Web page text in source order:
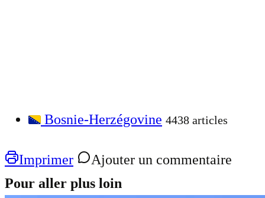
Bosnie-Herzégovine 4438 articles
Imprimer
Ajouter un commentaire
Pour aller plus loin